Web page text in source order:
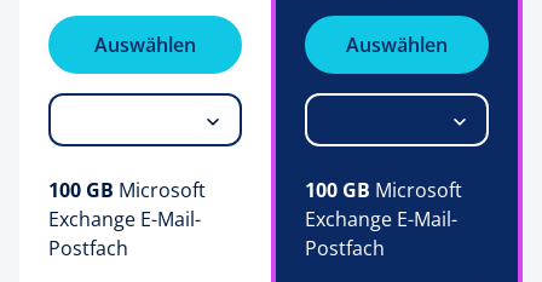
Auswählen
100 GB Microsoft
Exchange E-Mail-
Postfach
Auswählen
100 GB Microsoft
Exchange E-Mail-
Postfach